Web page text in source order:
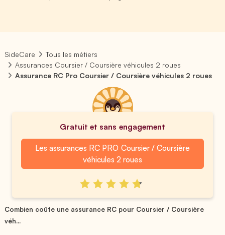
SideCare
Tous les métiers
Assurances Coursier / Coursière véhicules 2 roues
Assurance RC Pro Coursier / Coursière véhicules 2 roues
Gratuit et sans engagement
Les assurances RC PRO Coursier / Coursière
véhicules 2 roues
Combien coûte une assurance RC pour Coursier / Coursière
véh...